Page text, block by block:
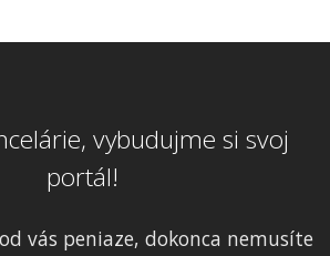
vybudujme si svoj
portál!
vás peniaze, dokonca nemusíte